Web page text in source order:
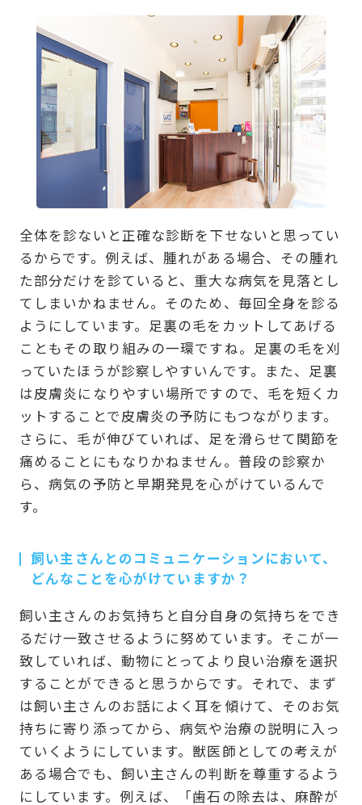
全体を診ないと正確な診断を下せないと思ってい
るからです。例えば、腫れがある場合、その腫れ
た部分だけを診ていると、重大な病気を見落とし
てしまいかねません。そのため、毎回全身を診る
ようにしています。足裏の毛をカットしてあげる
こともその取り組みの一環ですね。足裏の毛を刈
っていたほうが診察しやすいんです。また、足裏
は皮膚炎になりやすい場所ですので、毛を短くカ
ットすることで皮膚炎の予防にもつながります。
さらに、毛が伸びていれば、足を滑らせて関節を
痛めることにもなりかねません。普段の診察か
ら、病気の予防と早期発見を心がけているんで
す。
飼い主さんとのコミュニケーションにおいて、
どんなことを心がけていますか？
飼い主さんのお気持ちと自分自身の気持ちをでき
るだけ一致させるように努めています。そこが一
致していれば、動物にとってより良い治療を選択
することができると思うからです。それで、まず
は飼い主さんのお話によく耳を傾けて、そのお気
持ちに寄り添ってから、病気や治療の説明に入っ
ていくようにしています。獣医師としての考えが
ある場合でも、飼い主さんの判断を尊重するよう
にしています。例えば、「歯石の除去は、麻酔が